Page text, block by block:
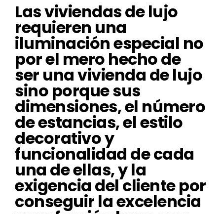
Las viviendas de lujo
requieren una
iluminación especial no
por el mero hecho de
ser una vivienda de lujo
sino porque sus
dimensiones, el número
de estancias, el estilo
decorativo y
funcionalidad de cada
una de ellas, y la
exigencia del cliente por
conseguir la excelencia